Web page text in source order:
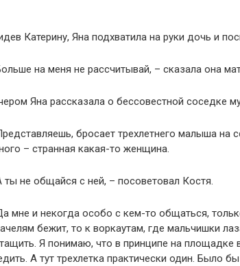
Катерину, Яна подхватила на руки дочь и
на меня не рассчитывай, – сказала она
Яна рассказала о бессовестной соседке
бросает трехлетнего малыша
– странная какая-то женщина.
ты не общайся с ней, – посоветовал Костя.
мне и некогда особо с кем-то общаться,
бежит, то к воркаутам, где мальчишки
Я понимаю, что в принципе на площадке
А тут трехлетка практически один. Было